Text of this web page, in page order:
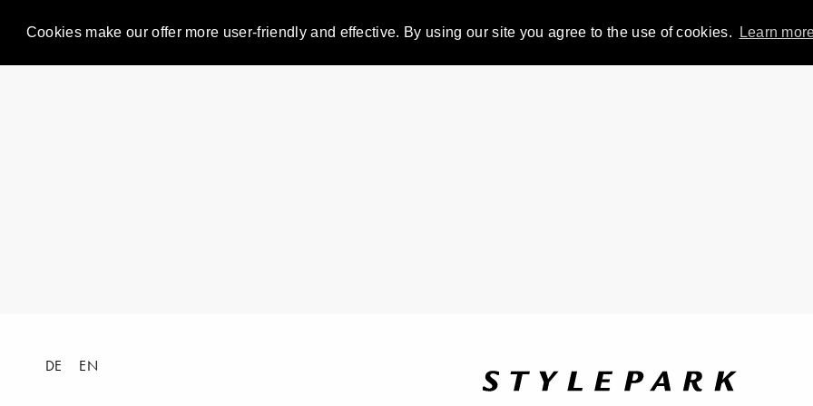
Cookies make our offer more user-friendly and effective. By using our site you agree to the use of cookies. Learn
DE EN